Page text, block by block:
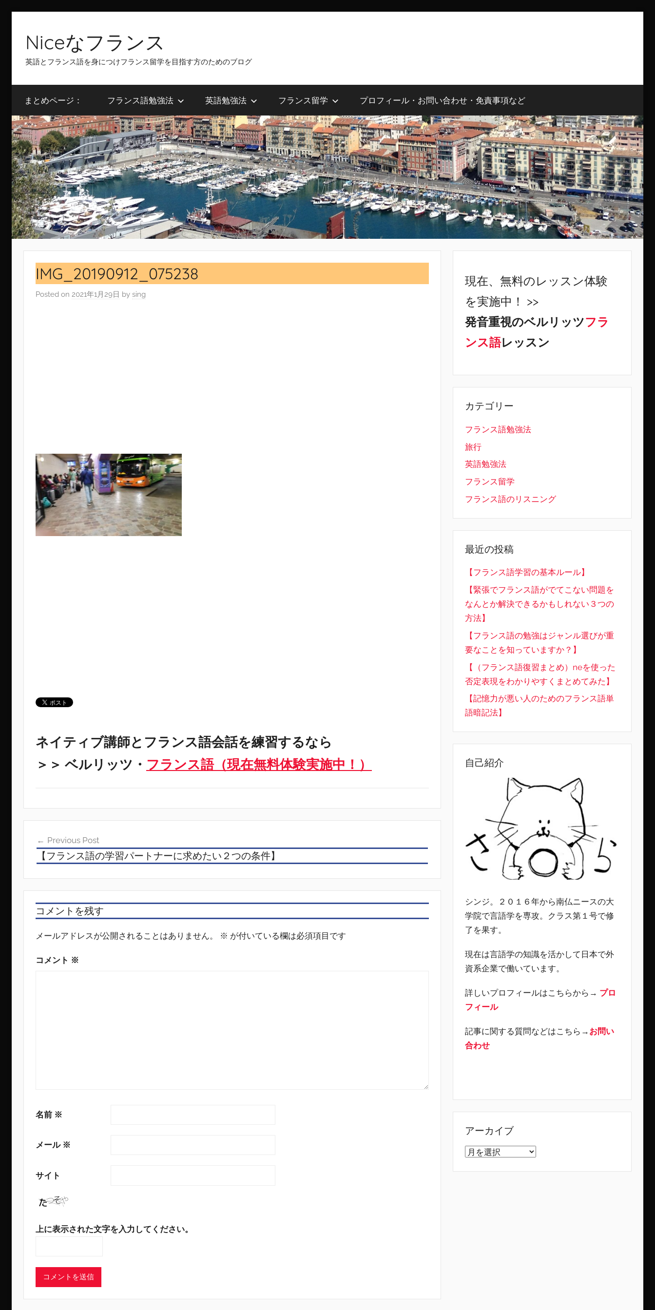
contentNiceなフランス
英語とフランス語を身につけフランス留学を目指す方のためのブログ
まとめページ： フランス語勉強法 英語勉強法 フランス留学 プロフィール・お問い合わせ・免責事項など
IMG_20190912_075238
Posted on 2021年1月29日 by sing
ネイティブ講師とフランス語会話を練習するなら
＞＞ ベルリッツ・ フランス語（現在無料体験実施中！）
ビ
ゲ
Previous Post
【フランス語の学習パートナーに求めたい２つの条件】
コメントを残す
メールアドレスが公開されることはありません。 ※ が付いている欄は必須項目です
コメント ※
名前 ※
メール ※
サイト
上に表示された文字を入力してください。
現在、無料のレッスン体験
を実施中！ >>
発音重視のベルリッツフラ
ンス語レッスン
カテゴリー
フランス語勉強法
旅行
英語勉強法
フランス留学
フランス語のリスニング
最近の投稿
【フランス語学習の基本ルール】
【緊張でフランス語がでてこない問題を
なんとか解決できるかもしれない３つの
方法】
【フランス語の勉強はジャンル選びが重
要なことを知っていますか？】
【（フランス語復習まとめ）neを使った
否定表現をわかりやすくまとめてみた】
【記憶力が悪い人のためのフランス語単
語暗記法】
自己紹介
シンジ。２０１６年から南仏ニースの大
学院で言語学を専攻。クラス第１号で修
了を果す。
現在は言語学の知識を活かして日本で外
資系企業で働いています。
詳しいプロフィールはこちらから→ プロ
フィール
記事に関する質問などはこちら→ お問い
合わせ
アーカイブ
ア